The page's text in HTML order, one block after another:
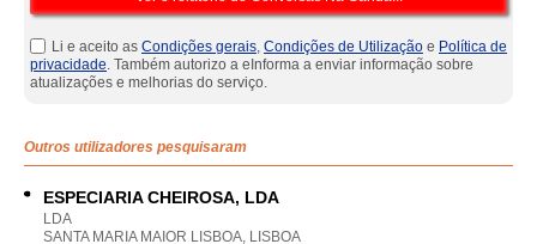
Li e aceito as Condições gerais, Condições de Utilização e Política de
privacidade. Também autorizo a eInforma a enviar informação sobre
atualizações e melhorias do serviço.
Outros utilizadores pesquisaram
ESPECIARIA CHEIROSA, LDA
LDA
SANTA MARIA MAIOR LISBOA, LISBOA